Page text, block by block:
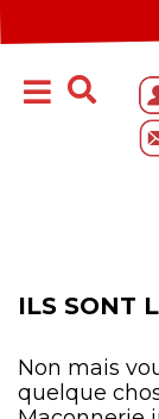
ILS SONT
Non mais
quelque